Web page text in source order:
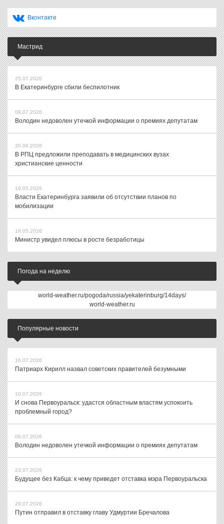
Вконтакте
Мастрид
25.07.2026
В Екатеринбурге сбили беспилотник
08.07.2026
Володин недоволен утечкой информации о премиях депутатам
30.06.2026
В РПЦ предложили преподавать в медицинских вузах
христианские ценности
19.05.2026
Власти Екатеринбурга заявили об отсутствии планов по
мобилизации
18.05.2026
Министр увидел плюсы в росте безработицы
Погода на неделю
world-weather.ru/pogoda/russia/yekaterinburg/14days/
world-weather.ru
Популярные новости
16.07.2026
Патриарх Кирилл назвал советских правителей безумными
10.07.2026
И снова Первоуральск: удастся областным властям успокоить
проблемный город?
08.07.2026
Володин недоволен утечкой информации о премиях депутатам
23.07.2026
Будущее без Кабца: к чему приведет отставка мэра Первоуральска
29.07.2026
Путин отправил в отставку главу Удмуртии Бречалова